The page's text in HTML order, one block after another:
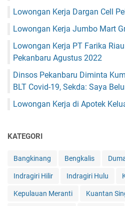
Lowongan Kerja Dargan Cell
Lowongan Kerja Jumbo Mart
Lowongan Kerja PT Farika
Pekanbaru Agustus 2022
Dinsos Pekanbaru Diminta
BLT Covid-19, Sekda: Saya
Lowongan Kerja di Apotek
KATEGORI
Bangkinang Bengkalis
Indragiri Hilir Indragiri Hulu
Kepulauan Meranti Kuantan